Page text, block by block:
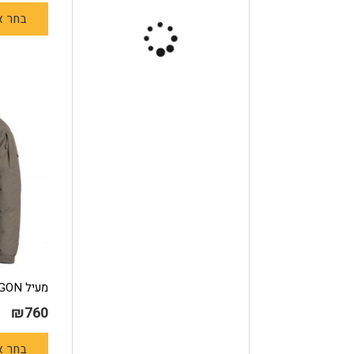
בחר
מעיל Logan LVL 7-PENTAGON
₪760
בחר